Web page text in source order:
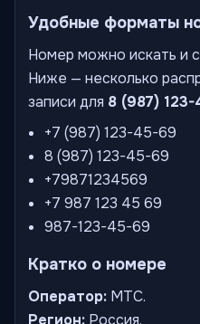
Удобные форматы
Номер можно искать и
Ниже — несколько
записи для 8 (987)
+7 (987) 123-45-69
8 (987) 123-45-69
+79871234569
+7 987 123 45 69
987-123-45-69
Кратко о номере
Оператор: МТС.
Регион: Россия.